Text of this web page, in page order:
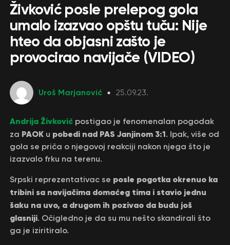
Živković posle prelepog gola
umalo izazvao opštu tuču: Nije
hteo da objasni zašto je
provocirao navijače (VIDEO)
Uroš Marjanović 25.09.23.
Andrija Živkovićpostigao je fenomenalan pogodak
za PAOKu pobedi nad PAS Janjinom 3:1. Ipak, više od
gola se priča o njegovoj reakciji nakon njega što je
izazvalo frku na terenu.
Srpski reprezentativac se posle pogotka okrenuo ka
tribini sa navijačima domaćeg tima i stavio jednu
šaku na uvo, a drugom ih pozivao da budu još
glasniji. Očigledno je da su mu nešto skandirali što
ga je iziritiralo.